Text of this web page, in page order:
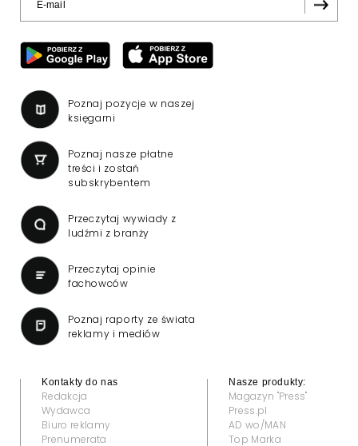
Poznaj pozycje w naszej
księgarni
Poznaj nasze płatne
treści i zostań
subskrybentem
Przeczytaj wywiady z
ludźmi z branży
Przeczytaj opinie
fachowców
Poznaj raporty ze świata
reklamy i mediów
Kontakty do nas
Redakcja
Wydawca
Biuro reklamy
Prenumerata
Nasze produkty:
Magazyn "Press"
Press.pl
AD wo/MAN
Top Marka